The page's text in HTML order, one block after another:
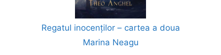
Regatul inocenților – cartea a doua
Marina Neagu